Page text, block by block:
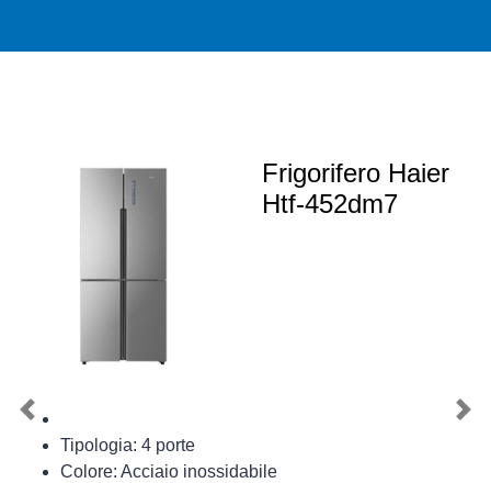
Frigorifero Haier
Htf-452dm7
Tipologia: 4 porte
Colore: Acciaio inossidabile
Previous